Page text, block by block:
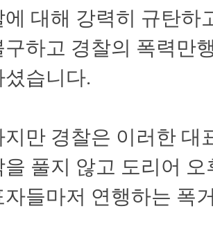
에 대해 강력히 규탄하
구하고 경찰의 폭력만
셨습니다.
지만 경찰은 이러한 대
을 풀지 않고 도리어
자들마저 연행하는 폭